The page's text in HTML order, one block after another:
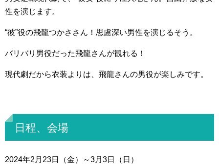
性を演じます。
“彼”役の飛龍つかささん！思慮深い男性を演じるそう。
バリバリ男役だった飛龍さんが観れる！
現代劇だから衣装よりは、飛龍さんの男役が楽しみです。
日程、会場
2024年2月23日（金）～3月3日（日）